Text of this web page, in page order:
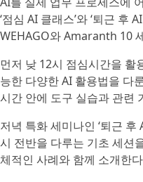
‘점심 AI 클래스’와 ‘퇴근 후
WEHAGO와 Amaranth 10
먼저 낮 12시 점심시간을 활
능한 다양한 AI 활용법을 다
시간 안에 도구 실습과 관련
저녁 특화 세미나인 ‘퇴근
시 전반을 다루는 기초 세션
체적인 사례와 함께 소개한